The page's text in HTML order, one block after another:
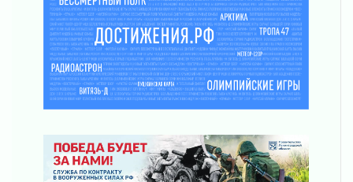
Новая площадка: 2027
03 августа 2026
Часть медиков в Ленобласти сможет
рассчитывать на доплату от региона
03 августа 2026
За сутки в Ленинградской области
03 августа 2026
Клюква наливается, но в корзинку пока не
просится